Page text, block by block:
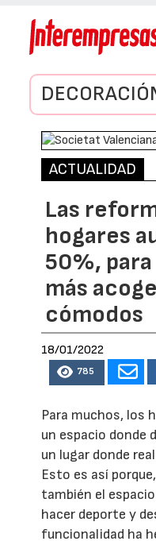
ACTUALIDAD
Las
hogares
50%,
más
cómodos
18/01/2022
785
Para muchos, los
un espacio donde
un lugar donde
Esto es así
también el
hacer deporte y
funcionalidad ha